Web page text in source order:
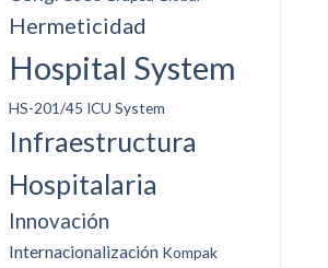
Hermeticidad
Hospital System
HS-201/45 ICU System
Infraestructura
Hospitalaria
Innovación
Internacionalización Kompak